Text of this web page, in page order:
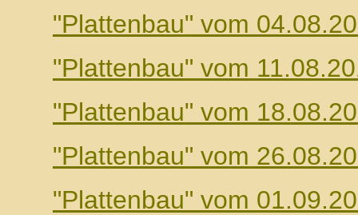
"Plattenbau" vom
"Plattenbau" vom
"Plattenbau" vom
"Plattenbau" vom
"Plattenbau" vom